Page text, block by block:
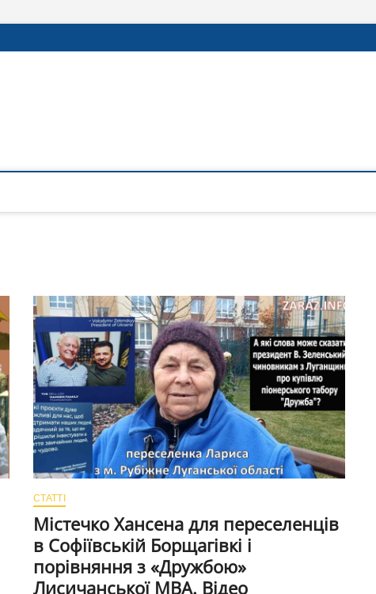
СТАТТІ
Містечко Хансена для переселенців
в Софіївській Борщагівкі і
порівняння з «Дружбою»
Лисичанської МВА. Відео